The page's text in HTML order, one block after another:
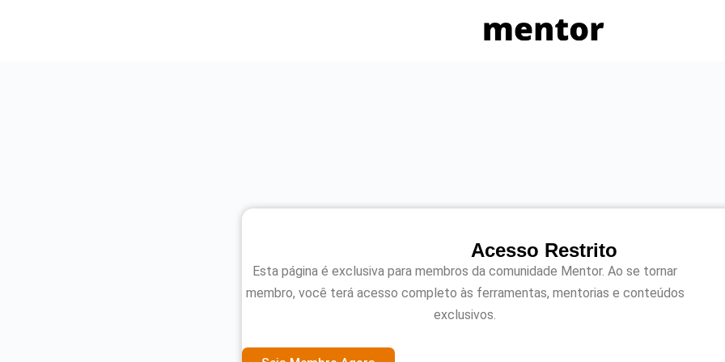
Acesso Restrito
Esta página é exclusiva para membros da comunidade Mentor. Ao se tornar
membro, você terá acesso completo às ferramentas, mentorias e conteúdos
exclusivos.